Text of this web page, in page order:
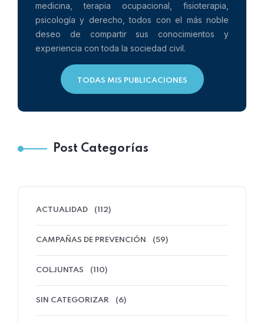
medicina, terapia ocupacional, fisioterapia,
psicología y derecho, todos con el más noble
deseo de compartir sus conocimientos y
experiencia con toda la sociedad civil.
TODAS MIS PUBLICACIONES
Post Categorías
ACTUALIDAD (112)
CAMPAÑAS DE PREVENCIÓN (59)
COLJUNTAS (110)
SIN CATEGORIZAR (6)